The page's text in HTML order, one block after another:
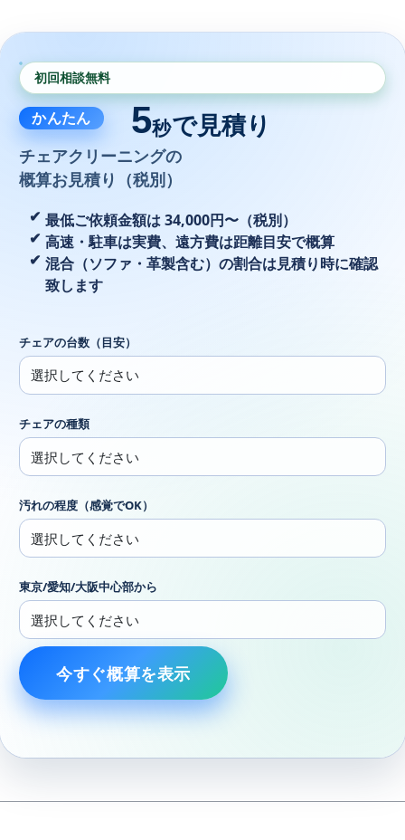
初回相談無料
かんたん 5秒で見積り
チェアクリーニングの
概算お見積り（税別）
最低ご依頼金額は 34,000円〜（税別）
高速・駐車は実費、遠方費は距離目安で概算
混合（ソファ・革製含む）の割合は見積り時に確認
致します
チェアの台数（目安）
チェアの種類
汚れの程度（感覚でOK）
東京/愛知/大阪中心部から
今すぐ概算を表示